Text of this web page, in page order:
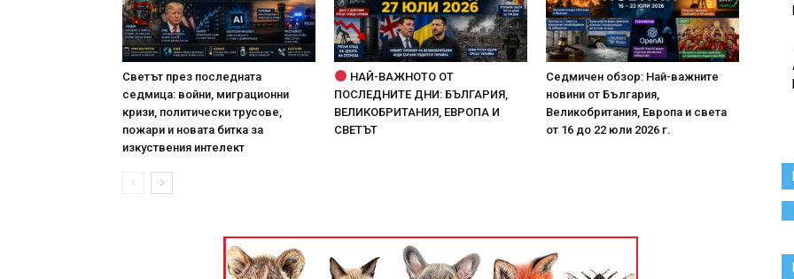
Светът през последната
седмица: войни, миграционни
кризи, политически трусове,
пожари и новата битка за
изкуствения интелект
НАЙ-ВАЖНОТО ОТ
ПОСЛЕДНИТЕ ДНИ: БЪЛГАРИЯ,
ВЕЛИКОБРИТАНИЯ, ЕВРОПА И
СВЕТЪТ
Седмичен обзор: Най-важните
новини от България,
Великобритания, Европа и света
от 16 до 22 юли 2026 г.